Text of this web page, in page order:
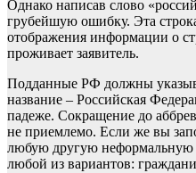
Однако написав слово
грубейшую ошибку. Эта
отображения информации о
проживает заявитель.
Подданные РФ должны
название – Российская
падеже. Сокращение до
не приемлемо. Если же вы
любую другую неформальную
любой из вариантов: